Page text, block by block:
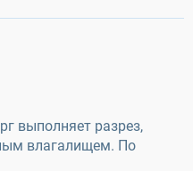
выполняет разрез,
влагалищем. По